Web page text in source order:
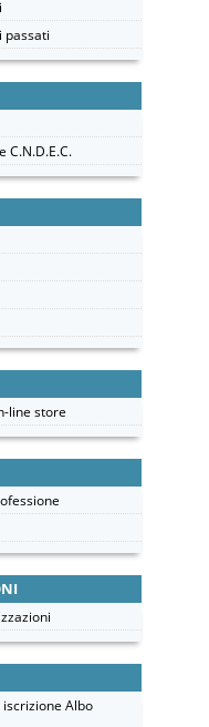
passati
C.N.D.E.C.
line store
Albo